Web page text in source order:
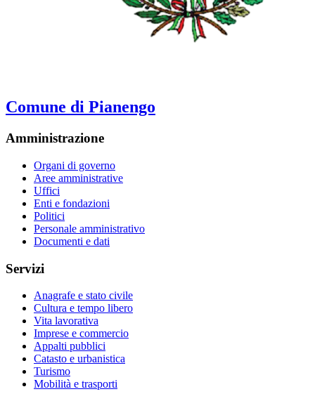
Comune di Pianengo
Amministrazione
Organi di governo
Aree amministrative
Uffici
Enti e fondazioni
Politici
Personale amministrativo
Documenti e dati
Servizi
Anagrafe e stato civile
Cultura e tempo libero
Vita lavorativa
Imprese e commercio
Appalti pubblici
Catasto e urbanistica
Turismo
Mobilità e trasporti